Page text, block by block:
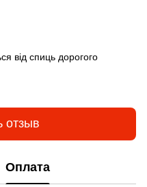
від спиць дорогого
отзыв
Оплата